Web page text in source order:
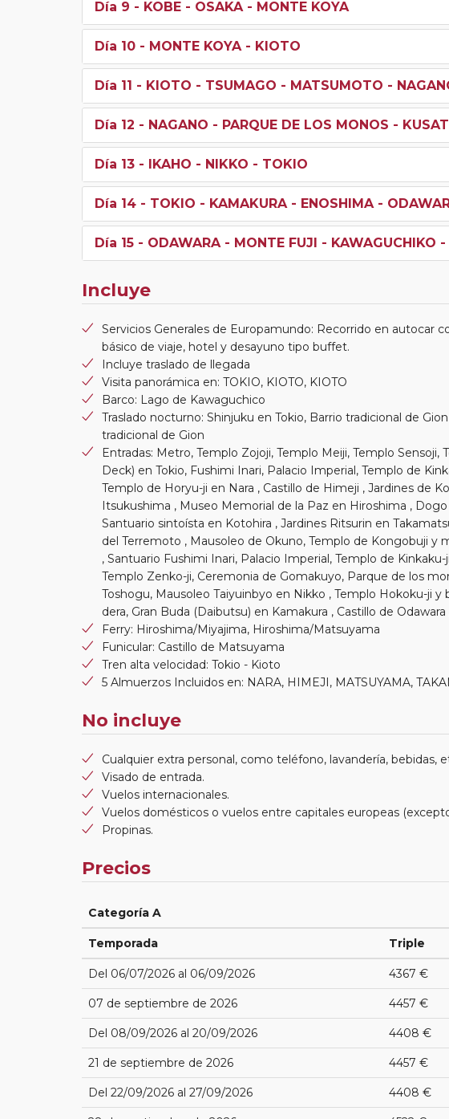
Día 9 - KOBE - OSAKA - MONTE KOYA
Día 10 - MONTE KOYA - KIOTO
Día 11 - KIOTO - TSUMAGO - MATSUMOTO -
Día 12 - NAGANO - PARQUE DE LOS MONOS -
Día 13 - IKAHO - NIKKO - TOKIO
Día 14 - TOKIO - KAMAKURA - ENOSHIMA -
Día 15 - ODAWARA - MONTE FUJI - KAWAGUCHIKO
Incluye
Servicios Generales de Europamundo: Recorrido en autocar
básico de viaje, hotel y desayuno tipo buffet.
Incluye traslado de llegada
Visita panorámica en: TOKIO, KIOTO, KIOTO
Barco: Lago de Kawaguchico
Traslado nocturno: Shinjuku en Tokio, Barrio tradicional de
tradicional de Gion
Entradas: Metro, Templo Zojoji, Templo Meiji, Templo
Deck) en Tokio, Fushimi Inari, Palacio Imperial, Templo de
Templo de Horyu-ji en Nara , Castillo de Himeji , Jardines de
Itsukushima , Museo Memorial de la Paz en Hiroshima ,
Santuario sintoísta en Kotohira , Jardines Ritsurin en
del Terremoto , Mausoleo de Okuno, Templo de Kongobuji y
, Santuario Fushimi Inari, Palacio Imperial, Templo de
Templo Zenko-ji, Ceremonia de Gomakuyo, Parque de los
Toshogu, Mausoleo Taiyuinbyo en Nikko , Templo Hokoku-ji
dera, Gran Buda (Daibutsu) en Kamakura , Castillo de
Ferry: Hiroshima/Miyajima, Hiroshima/Matsuyama
Funicular: Castillo de Matsuyama
Tren alta velocidad: Tokio - Kioto
5 Almuerzos Incluidos en: NARA, HIMEJI, MATSUYAMA,
No incluye
Cualquier extra personal, como teléfono, lavandería, bebidas,
Visado de entrada.
Vuelos internacionales.
Vuelos domésticos o vuelos entre capitales europeas
Propinas.
Precios
Categoría A
Temporada Triple
Del 06/07/2026 al 06/09/2026 4367 €
07 de septiembre de 2026 4457 €
Del 08/09/2026 al 20/09/2026 4408 €
21 de septiembre de 2026 4457 €
Del 22/09/2026 al 27/09/2026 4408 €